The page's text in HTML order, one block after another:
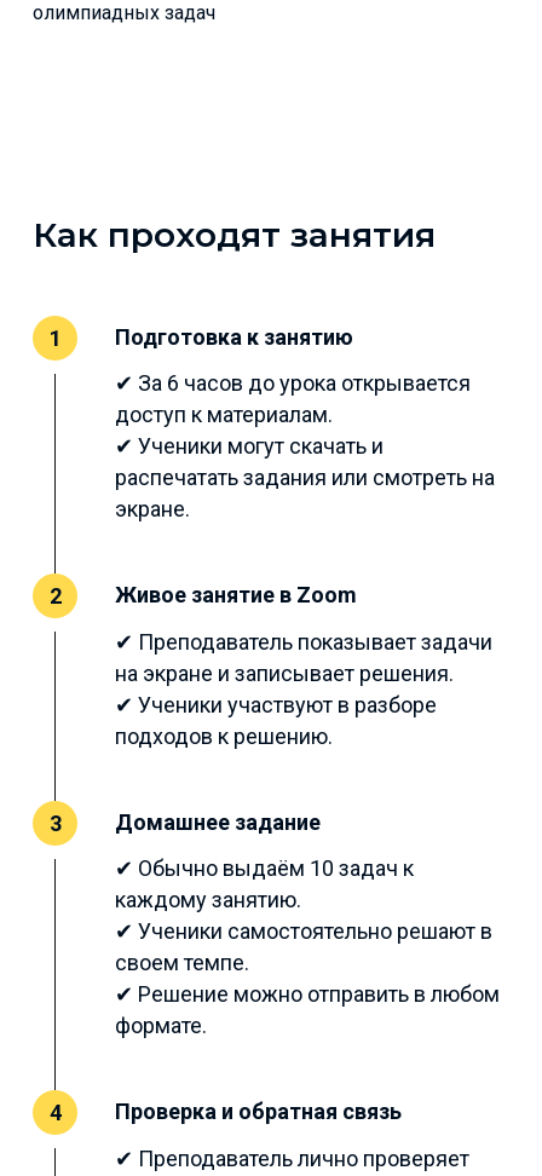
олимпиадных задач
Как проходят занятия
1
Подготовка к занятию
✔ За 6 часов до урока открывается
доступ к материалам.
✔ Ученики могут скачать и
распечатать задания или смотреть на
экране.
2
Живое занятие в Zoom
✔ Преподаватель показывает задачи
на экране и записывает решения.
✔ Ученики участвуют в разборе
подходов к решению.
3
Домашнее задание
✔ Обычно выдаём 10 задач к
каждому занятию.
✔ Ученики самостоятельно решают в
своем темпе.
✔ Решение можно отправить в любом
формате.
4
Проверка и обратная связь
✔ Преподаватель лично проверяет